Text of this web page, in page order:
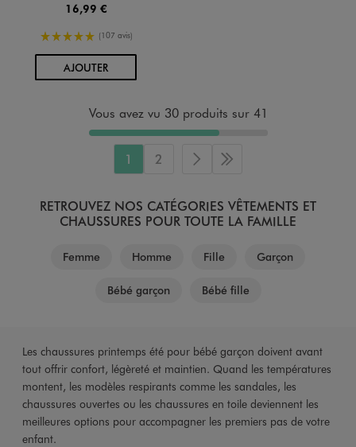
16,99 €
5/5 de moyenne
(107 avis)
AJOUTERAU PANIER
Vous avez vu 30 produits sur 41
1 2 Page suivante
Dernière page
RETROUVEZ NOS CATÉGORIES VÊTEMENTS ET
CHAUSSURES POUR TOUTE LA FAMILLE
Femme Homme Fille Garçon
Bébé garçon Bébé fille
Les chaussures printemps été pour bébé garçon doivent avant
tout offrir confort, légèreté et maintien. Quand les températures
montent, les modèles respirants comme les sandales, les
chaussures ouvertes ou les chaussures en toile deviennent les
meilleures options pour accompagner les premiers pas de votre
enfant.